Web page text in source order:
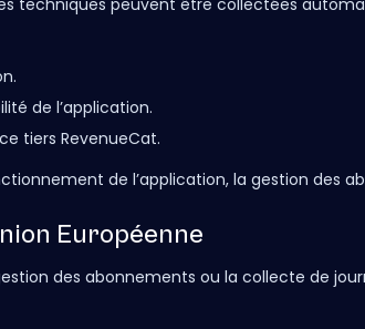
techniques peuvent être collectées
de l’application.
tiers RevenueCat.
de l’application, la gestion des
Européenne
des abonnements ou la collecte de